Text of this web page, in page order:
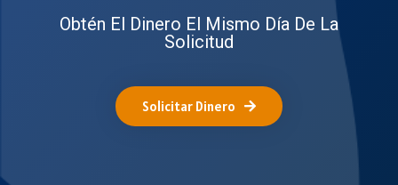
Obtén El Dinero El Mismo Día De La
Solicitud
Solicitar Dinero